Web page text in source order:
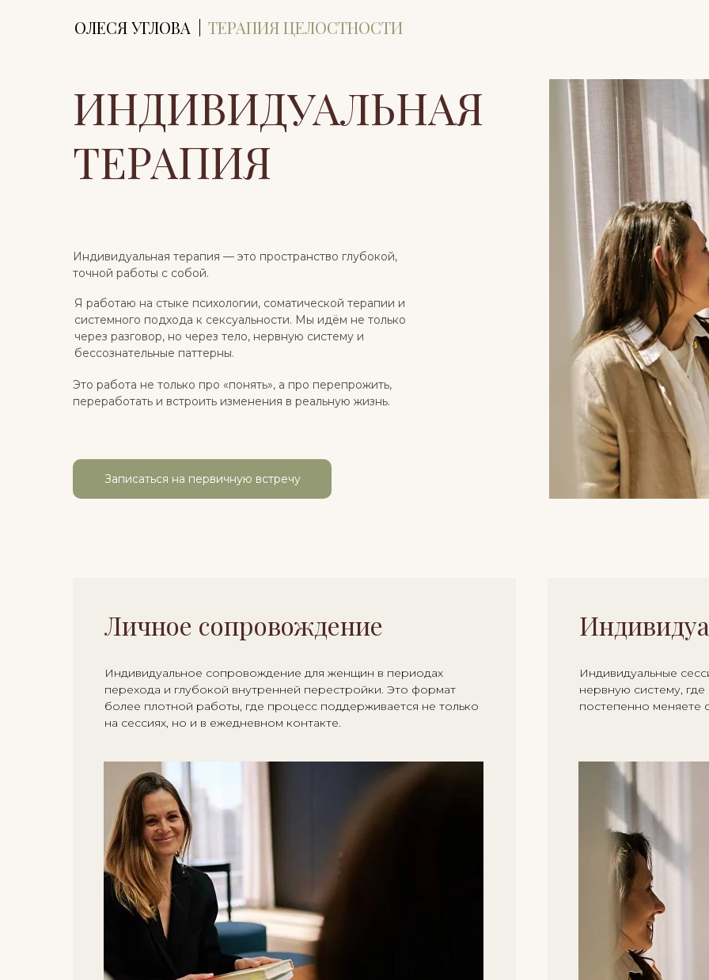
ТЕРАПИЯ ЦЕЛОСТНОСТИ
ОЛЕСЯ УГЛОВА
Записаться на первичную встречу
Это работа не только про «понять», а про перепрожить,
переработать и встроить изменения в реальную жизнь.
Я работаю на стыке психологии, соматической терапии и
системного подхода к сексуальности. Мы идём не только
через разговор, но через тело, нервную систему и
бессознательные паттерны.
Индивидуальная терапия — это пространство глубокой,
точной работы с собой.
ИНДИВИДУАЛЬНАЯ
ТЕРАПИЯ
Индивидуальное сопровождение для женщин в периодах
перехода и глубокой внутренней перестройки. Это формат
более плотной работы, где процесс поддерживается не только
на сессиях, но и в ежедневном контакте.
Личное сопровождение
Индивидуальные
нервную систему,
постепенно меняете